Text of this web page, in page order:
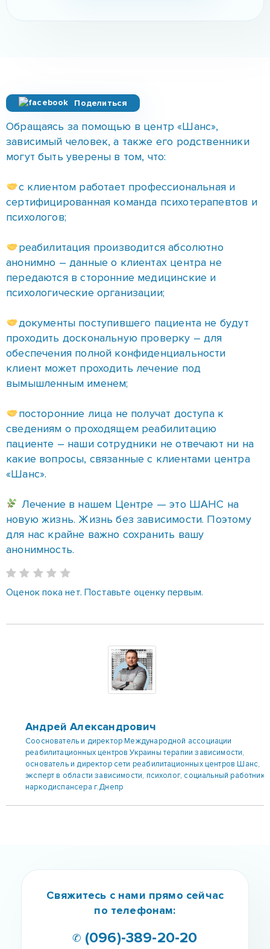
Поделиться
Обращаясь за помощью в центр «Шанс»,
зависимый человек, а также его родственники
могут быть уверены в том, что:
с клиентом работает профессиональная и
сертифицированная команда психотерапевтов и
психологов;
реабилитация производится абсолютно
анонимно – данные о клиентах центра не
передаются в сторонние медицинские и
психологические организации;
документы поступившего пациента не будут
проходить доскональную проверку – для
обеспечения полной конфиденциальности
клиент может проходить лечение под
вымышленным именем;
посторонние лица не получат доступа к
сведениям о проходящем реабилитацию
пациенте – наши сотрудники не отвечают ни на
какие вопросы, связанные с клиентами центра
«Шанс».
Лечение в нашем Центре — это ШАНС на
новую жизнь. Жизнь без зависимости. Поэтому
для нас крайне важно сохранить вашу
анонимность.
Оценок пока нет. Поставьте оценку первым.
Андрей Александрович
Сооснователь и директор Международной ассоциации
реабилитационных центров Украины терапии зависимости,
основатель и директор сети реабилитационных центров Шанс,
эксперт в области зависимости, психолог, социальный работник
наркодиспансера г.Днепр
Свяжитесь с нами прямо сейчас
по телефонам:
✆ (096)-389-20-20